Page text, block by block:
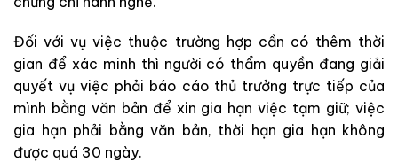
Đối với vụ việc thuộc trường hợp cần có thêm thời
gian để xác minh thì người có thẩm quyền đang giải
quyết vụ việc phải báo cáo thủ trưởng trực tiếp của
mình bằng văn bản để xin gia hạn việc tạm giữ; việc
gia hạn phải bằng văn bản, thời hạn gia hạn không
được quá 30 ngày.